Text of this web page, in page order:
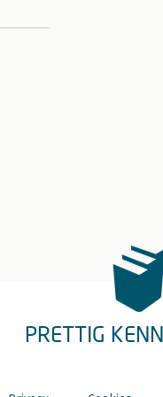
PRETTIG